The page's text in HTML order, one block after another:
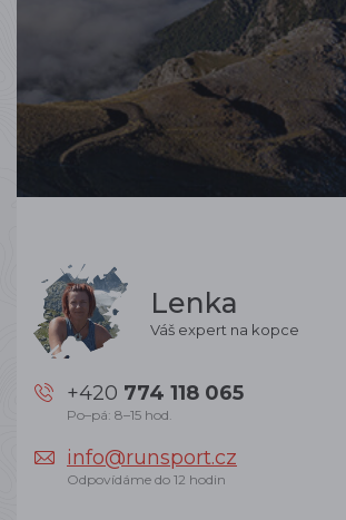
Lenka
Váš expert na kopce
+420 774 118 065
Po–pá: 8–15 hod.
info@runsport.cz
Odpovídáme do 12 hodin